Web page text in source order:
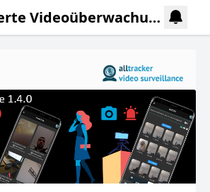
Aktualisierte Videoüberwachung 1.4.0